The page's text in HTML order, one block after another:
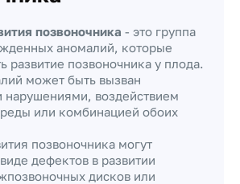
позвоночника - это группа
аномалий, которые
развитие позвоночника у плода.
может быть вызван
нарушениями, воздействием
или комбинацией обоих
позвоночника могут
дефектов в развитии
дисков или